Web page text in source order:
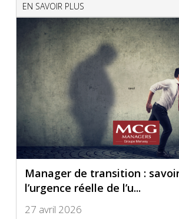
EN SAVOIR PLUS
Manager de transition :
l’urgence réelle de l’u...
27 avril 2026